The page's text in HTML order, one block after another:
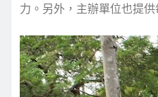
力。另外，主辦單位也提